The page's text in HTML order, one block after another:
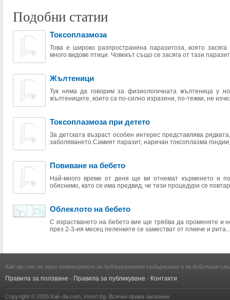
Подобни статии
Токсоплазмоза
Това е широко разпространена паразитоза, която
много видове птици. Човекът също се засяга от тази
Жълтеници
Тук няма да говорим за физиологичната жълтеница у
жълтениците, които са по-силно изразени, по-тежки, не
Токсоплазмоза при детето
За детската възраст особен интерес представлява
заболяването.Самият паразит, наричан токсоплазма
Повиване на бебето
Най-много време от деня ще ви отнемат кърменето и
обяснимо, като се има предвид, че тези процедури се
Облеклото на бебето
С израстването на бебето вие ще трябва да променяте и
през 2-3-ия месец пеленките се заместват от пликче и рита...
Kak-da.com не носи отговорност за публикуваното съдържание и за действия
Правила за ползване · Правила за публикуване · Контакти
Copyright © 2026 Kak-da.com Insert.bg . Всички права запазени.